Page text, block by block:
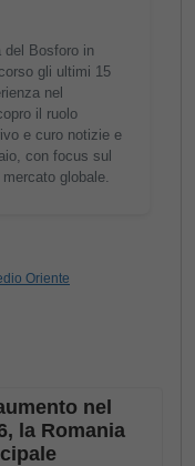
del Bosforo in
gli ultimi 15
nel
il ruolo
e curo notizie e
con focus sul
globale.
Oriente
nel
la Romania